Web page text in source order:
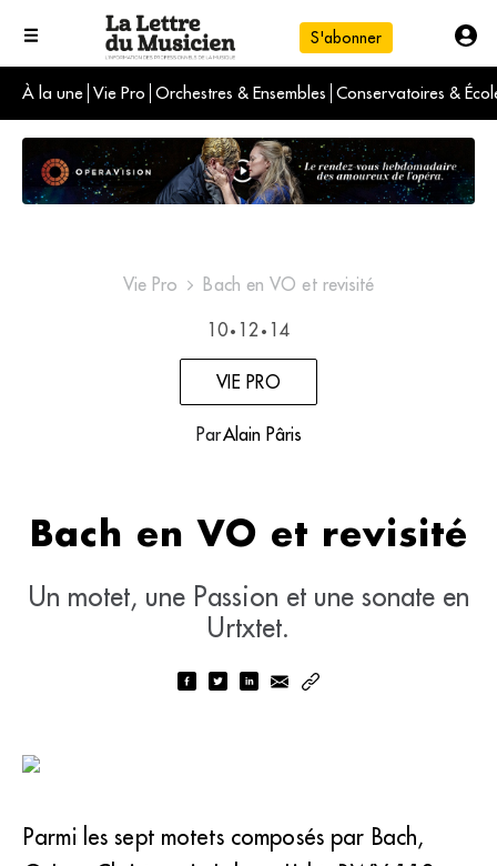
S'abonner
À la une Vie Pro Orchestres & Ensembles Conservatoires &
L'info du jour
Le numéro du mois
International
Vie Pro Bach en VO et revisité
10 • 12 • 14
VIE PRO
ParAlain Pâris
Bach en VO et revisité
Un motet, une Passion et une sonate en
Urtxtet.
Parmi les sept motets composés par Bach,